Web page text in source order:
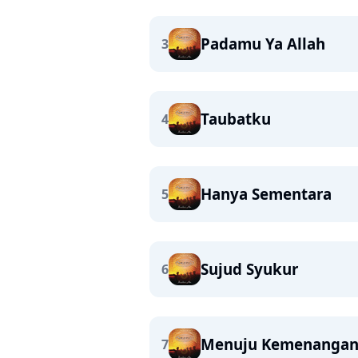
3 Padamu Ya Allah
4 Taubatku
5 Hanya Sementara
6 Sujud Syukur
7 Menuju Kemenangan